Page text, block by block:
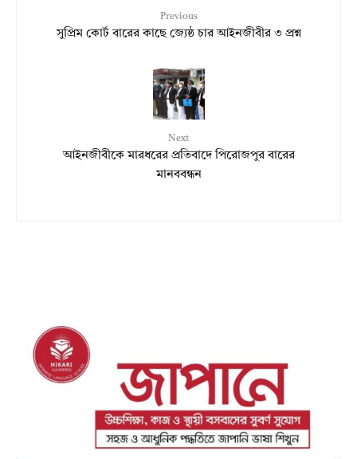
Previous
সুপ্রিম কোর্ট বারের কাছে জ্যেষ্ঠ চার আইনজীবীর ৩ প্রশ্ন
Next
আইনজীবীকে মারধরের প্রতিবাদে পিরোজপুর বারের
মানববন্ধন